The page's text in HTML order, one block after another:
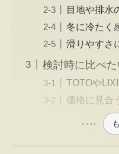
目地や排水
冬に冷たく
滑りやすさ
検討時に比べ
TOTOや
価格に見合